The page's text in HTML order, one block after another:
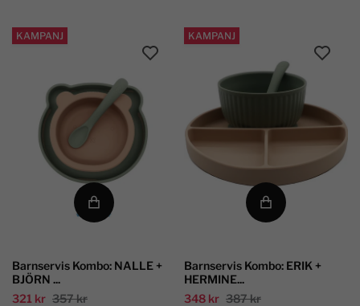
KAMPANJ
Barnservis Kombo: NALLE +
BJÖRN ...
321 kr 357 kr
KAMPANJ
Barnservis Kombo: ERIK +
HERMINE...
348 kr 387 kr